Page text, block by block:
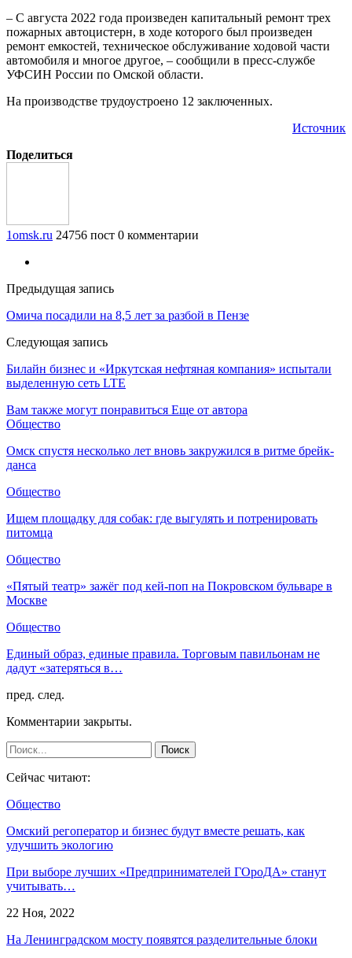
– С августа 2022 года произведен капитальный ремонт трех
пожарных автоцистерн, в ходе которого был произведен
ремонт емкостей, техническое обслуживание ходовой части
автомобиля и многое другое, – сообщили в пресс-службе
УФСИН России по Омской области.
На производстве трудоустроено 12 заключенных.
Источник
Поделиться
1omsk.ru 24756 пост 0 комментарии
Предыдущая запись
Омича посадили на 8,5 лет за разбой в Пензе
Следующая запись
Билайн бизнес и «Иркутская нефтяная компания» испытали
выделенную сеть LTE
Вам также могут понравиться Еще от автора
Общество
Омск спустя несколько лет вновь закружился в ритме брейк-
данса
Общество
Ищем площадку для собак: где выгулять и потренировать
питомца
Общество
«Пятый театр» зажёг под кей-поп на Покровском бульваре в
Москве
Общество
Единый образ, единые правила. Торговым павильонам не
дадут «затеряться в…
пред. след.
Комментарии закрыты.
Сейчас читают:
Общество
Омский регоператор и бизнес будут вместе решать, как
улучшить экологию
При выборе лучших «Предпринимателей ГОроДА» станут
учитывать…
22 Ноя, 2022
На Ленинградском мосту появятся разделительные блоки